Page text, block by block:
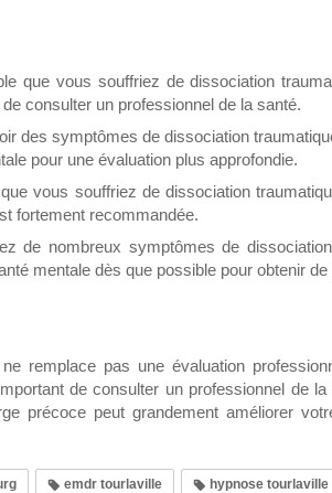
que vous souffriez de dissociation
consulter un professionnel de la santé.
des symptômes de dissociation
pour une évaluation plus approfondie.
vous souffriez de dissociation
fortement recommandée.
de nombreux symptômes de
mentale dès que possible pour obtenir de
remplace pas une évaluation
de consulter un professionnel de
précoce peut grandement améliorer
emdr tourlaville hypnose tourlaville